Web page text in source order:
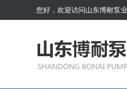
您好，欢迎访问山东博耐泵